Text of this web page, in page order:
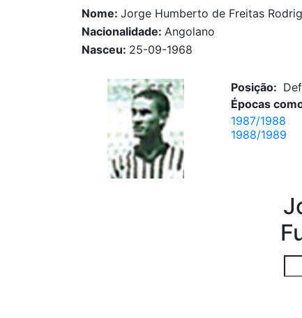
Nome: Jorge Humberto de Freitas
Nacionalidade: Angolano
Nasceu: 25-09-1968
Posição:
Épocas
1987/1988
1988/1989